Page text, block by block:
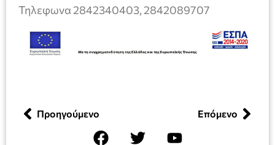
Τηλεφωνα 2842340403, 2842089707
Προηγούμενο Επόμενο